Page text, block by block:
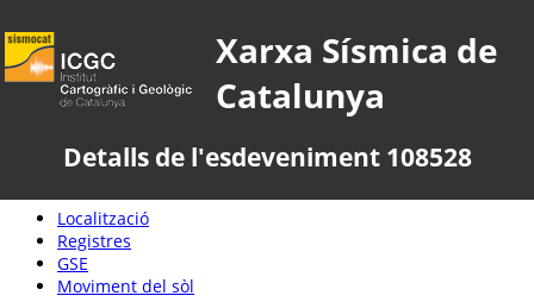
Xarxa Sísmica de
Catalunya
Detalls de l'esdeveniment 108528
Localització
Registres
GSE
Moviment del sòl